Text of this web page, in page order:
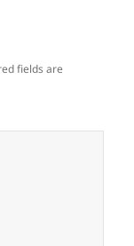
fields are